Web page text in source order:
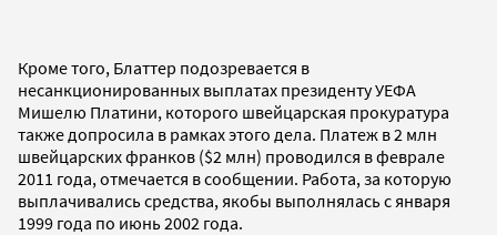
Кроме того, Блаттер подозревается в
несанкционированных выплатах президенту УЕФА
Мишелю Платини, которого швейцарская прокуратура
также допросила в рамках этого дела. Платеж в 2 млн
швейцарских франков ($2 млн) проводился в феврале
2011 года, отмечается в сообщении. Работа, за которую
выплачивались средства, якобы выполнялась с января
1999 года по июнь 2002 года.